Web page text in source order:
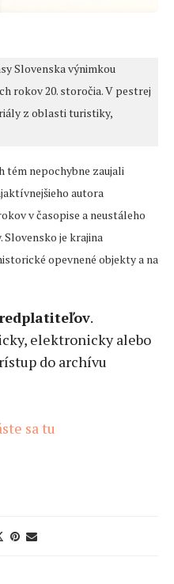
Slovenska výnimkou
rokov 20. storočia. V pestrej
z oblasti turistiky,
nepochybne zaujali
autora
v časopise a neustáleho
je krajina
opevnené objekty a na
.
elektronicky alebo
do archívu
sa tu